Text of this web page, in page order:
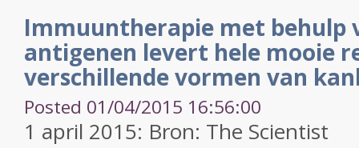
Immuuntherapie met behulp
antigenen levert hele mooie
verschillende vormen van
Posted 01/04/2015 16:56:00
1 april 2015: Bron: The Scientist